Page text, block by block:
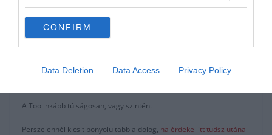
CONFIRM
Data Deletion Data Access Privacy Policy
Á
S
A Too inkább túlságosan, vagy szintén.
Persze ennél kicsit bonyolultabb a dolog, ha érdekel itt tudsz utána